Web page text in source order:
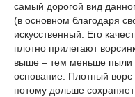
самый дорогой вид
(в основном благодаря
искусственный. Его
плотно прилегают
выше – тем меньше пыли
основание. Плотный
потому дольше